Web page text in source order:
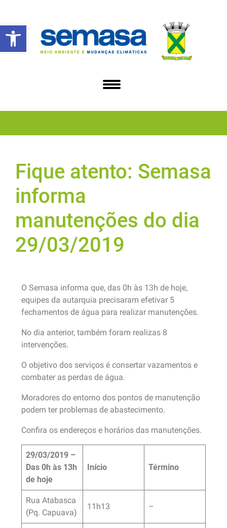
Abrir a barra de ferramentas
Fique atento: Semasa
informa
manutenções do dia
29/03/2019
O Semasa informa que, das 0h às 13h de hoje,
equipes da autarquia precisaram efetivar 5
fechamentos de água para realizar manutenções.
No dia anterior, também foram realizas 8
intervenções.
O objetivo dos serviços é consertar vazamentos e
combater as perdas de água.
Moradores do entorno dos pontos de manutenção
podem ter problemas de abastecimento.
Confira os endereços e horários das manutenções.
29/03/2019 –
Das 0h às 13h
de hoje
Início Término
Rua Atabasca
(Pq. Capuava)
11h13 –